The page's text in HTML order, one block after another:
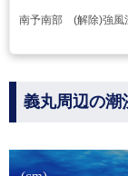
南予南部 (解除)強風
義丸周辺の潮